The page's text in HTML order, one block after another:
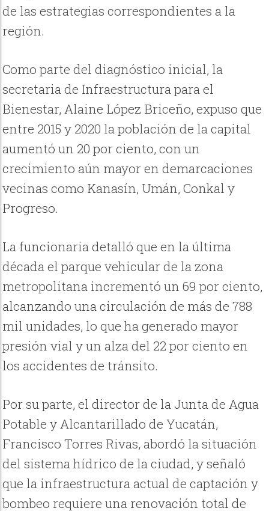
de las estrategias correspondientes a la
región.
Como parte del diagnóstico inicial, la
secretaria de Infraestructura para el
Bienestar, Alaine López Briceño, expuso que
entre 2015 y 2020 la población de la capital
aumentó un 20 por ciento, con un
crecimiento aún mayor en demarcaciones
vecinas como Kanasín, Umán, Conkal y
Progreso.
La funcionaria detalló que en la última
década el parque vehicular de la zona
metropolitana incrementó un 69 por ciento,
alcanzando una circulación de más de 788
mil unidades, lo que ha generado mayor
presión vial y un alza del 22 por ciento en
los accidentes de tránsito.
Por su parte, el director de la Junta de Agua
Potable y Alcantarillado de Yucatán,
Francisco Torres Rivas, abordó la situación
del sistema hídrico de la ciudad, y señaló
que la infraestructura actual de captación y
bombeo requiere una renovación total de